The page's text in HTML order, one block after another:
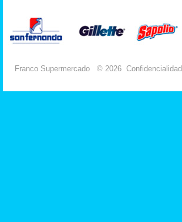
Franco Supermercado © 2026 Confidencialidad